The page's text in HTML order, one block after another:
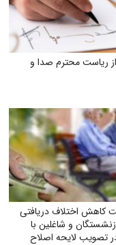
ریاست محترم صدا و
کاهش اختلاف دریافتی
و شاغلین با
تصویب لایحه اصلاح